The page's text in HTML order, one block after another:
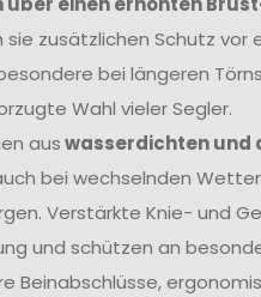
sie zusätzlichen Schutz vor
bei längeren
Wahl vieler Segler.
auswasserdichten und
bei wechselnden
Verstärkte Knie- und
und schützen an
Beinabschlüsse,